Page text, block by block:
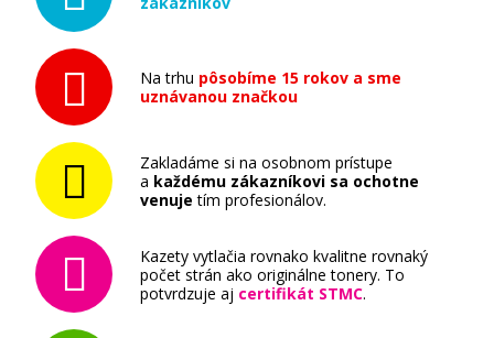
Na trhu pôsobíme 15 rokov a sme
uznávanou značkou
Zakladáme si na osobnom prístupe
a každému zákazníkovi sa ochotne
venuje tím profesionálov.
Kazety vytlačia rovnako kvalitne rovnaký
počet strán ako originálne tonery. To
potvrdzuje aj certifikát STMC.